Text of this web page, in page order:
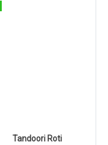
Tandoori Roti